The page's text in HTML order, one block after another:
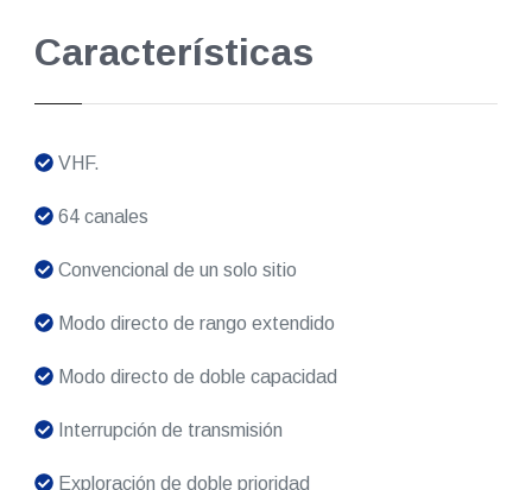
Características
VHF.
64 canales
Convencional de un solo sitio
Modo directo de rango extendido
Modo directo de doble capacidad
Interrupción de transmisión
Exploración de doble prioridad